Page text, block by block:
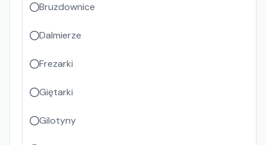
Bruzdownice
Dalmierze
Frezarki
Giętarki
Gilotyny